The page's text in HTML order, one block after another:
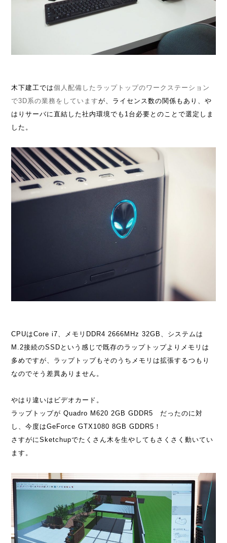
木下建工では個人配備したラップトップのワークステーション
で3D系の業務をしていますが、ライセンス数の関係もあり、や
はりサーバに直結した社内環境でも1台必要とのことで選定しま
した。
CPUはCore i7、メモリDDR4 2666MHz 32GB、システムは
M.2接続のSSDという感じで既存のラップトップよりメモリは
多めですが、ラップトップもそのうちメモリは拡張するつもり
なのでそう差異ありません。
やはり違いはビデオカード。
ラップトップが Quadro M620 2GB GDDR5 だったのに対
し、今度はGeForce GTX1080 8GB GDDR5！
さすがにSketchupでたくさん木を生やしてもさくさく動いてい
ます。